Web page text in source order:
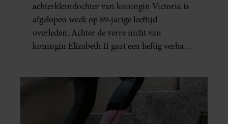
achterkleindochter van koningin Victoria is
afgelopen week op 89-jarige leeftijd
overleden. Achter de verre nicht van
koningin Elizabeth II gaat een heftig verhaal